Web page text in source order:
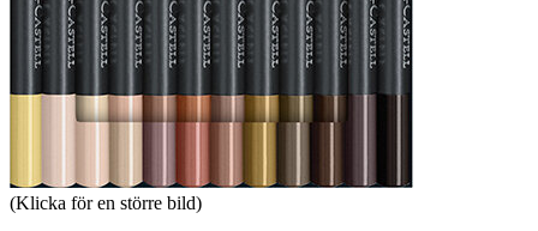
(Klicka för en större bild)